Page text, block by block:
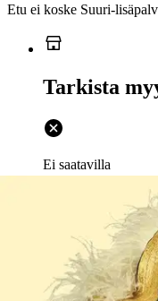
Etu ei koske
Tarkista
Ei saatavilla
Tuotekuvaus